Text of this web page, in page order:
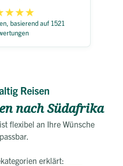
★★★
basierend auf 1521
Reisen
nach Südafrika
flexibel an Ihre Wünsche
erklärt: